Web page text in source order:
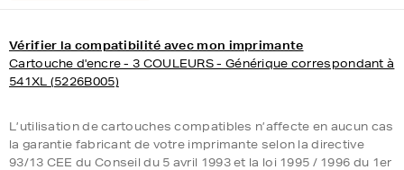
Vérifier la compatibilité avec mon imprimante
Cartouche d'encre - 3 COULEURS - Générique correspondant à
541XL (5226B005)
L’utilisation de cartouches compatibles n’affecte en aucun cas
la garantie fabricant de votre imprimante selon la directive
93/13 CEE du Conseil du 5 avril 1993 et la loi 1995 / 1996 du 1er